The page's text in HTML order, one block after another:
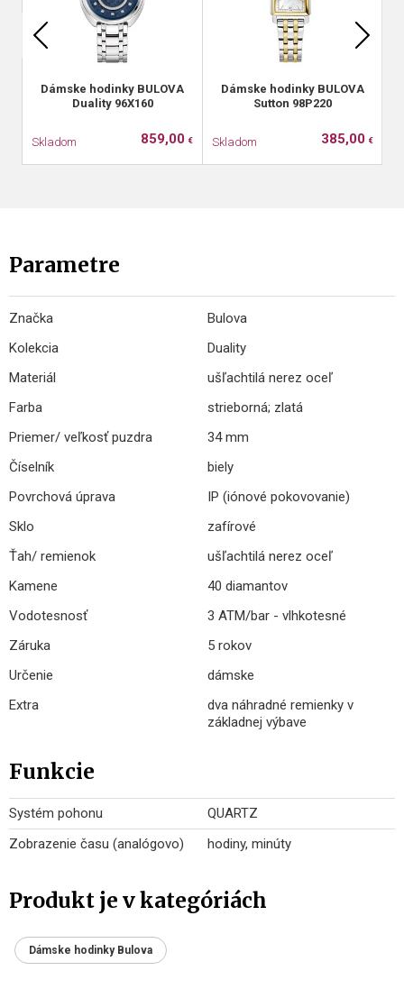
Dámske hodinky BULOVA
Duality 96X160
Skladom 859,00 €
Dámske hodinky BULOVA
Sutton 98P220
Skladom 385,00 €
Parametre
Značka
Bulova
Kolekcia
Duality
Materiál
ušľachtilá nerez oceľ
Farba
strieborná; zlatá
Priemer/ veľkosť puzdra
34 mm
Číselník
biely
Povrchová úprava
IP (iónové pokovovanie)
Sklo
zafírové
Ťah/ remienok
ušľachtilá nerez oceľ
Kamene
40 diamantov
Vodotesnosť
3 ATM/bar - vlhkotesné
Záruka
5 rokov
Určenie
dámske
Extra
dva náhradné remienky v
základnej výbave
Funkcie
Systém pohonu
QUARTZ
Zobrazenie času (analógovo)
hodiny, minúty
Produkt je v kategóriách
Dámske hodinky Bulova